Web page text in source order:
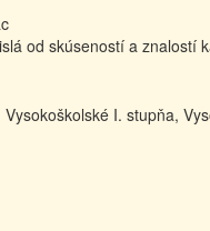
od skúseností a znalostí
I. stupňa,